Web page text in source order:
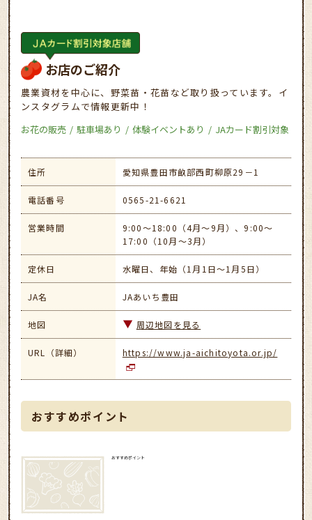
お店のご紹介
農業資材を中心に、野菜苗・花苗など取り扱っています。イ
ンスタグラムで情報更新中！
お花の販売
駐車場あり 体験イベントあり JAカード割引対象
住所 愛知県豊田市畝部西町柳原29－1
電話番号 0565-21-6621
営業時間
9:00～18:00（4月～9月）、9:00～
17:00（10月～3月）
定休日 水曜日、年始（1月1日～1月5日）
JA名 JAあいち豊田
地図 周辺地図を見る
URL（詳細） https://www.ja-aichitoyota.or.jp/
おすすめポイント
おすすめポイント